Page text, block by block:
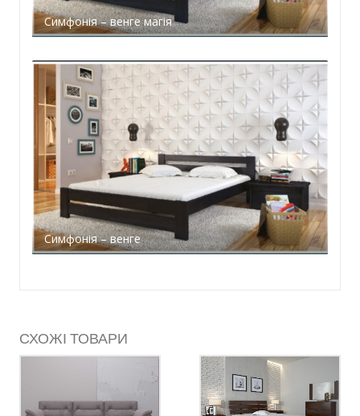
Симфонія – венге магія
Симфонія – венге
СХОЖІ ТОВАРИ